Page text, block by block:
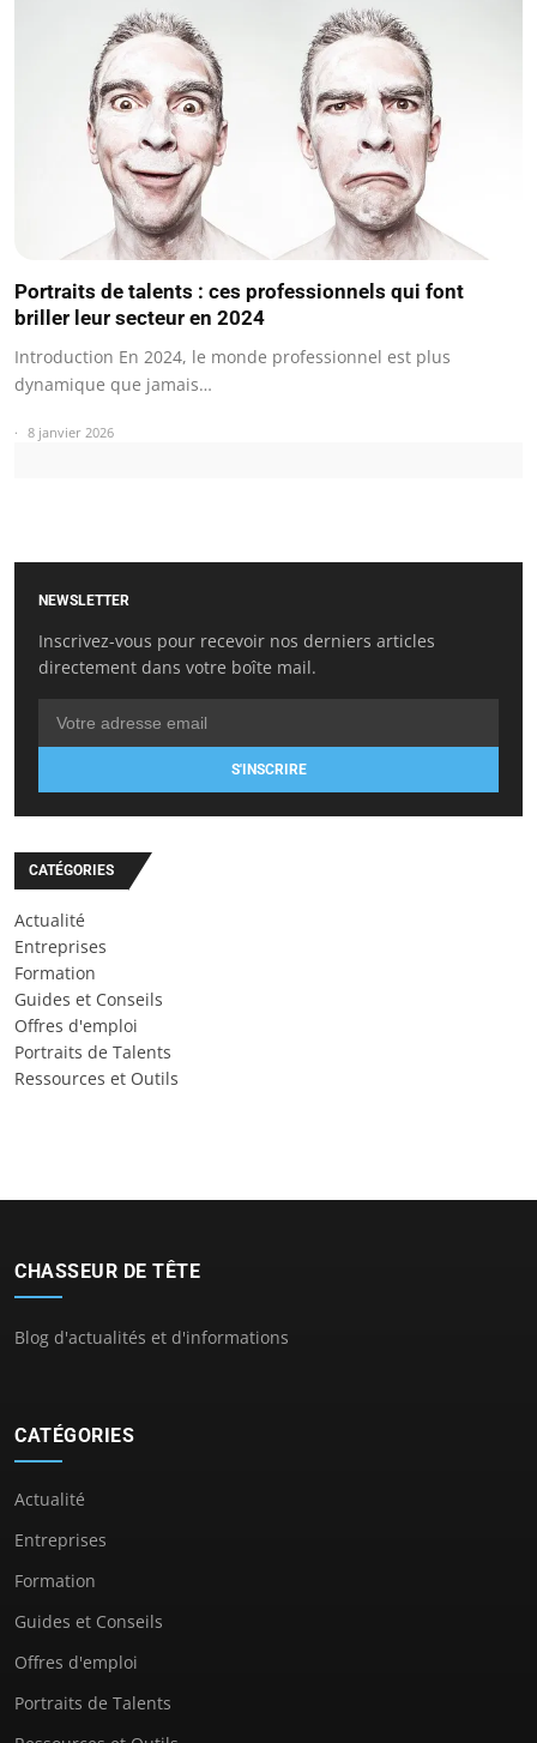
Portraits de talents : ces professionnels qui font
briller leur secteur en 2024
Introduction En 2024, le monde professionnel est plus
dynamique que jamais…
8 janvier 2026
NEWSLETTER
Inscrivez-vous pour recevoir nos derniers articles
directement dans votre boîte mail.
S'INSCRIRE
CATÉGORIES
Actualité
Entreprises
Formation
Guides et Conseils
Offres d'emploi
Portraits de Talents
Ressources et Outils
CHASSEUR DE TÊTE
Blog d'actualités et d'informations
CATÉGORIES
Actualité
Entreprises
Formation
Guides et Conseils
Offres d'emploi
Portraits de Talents